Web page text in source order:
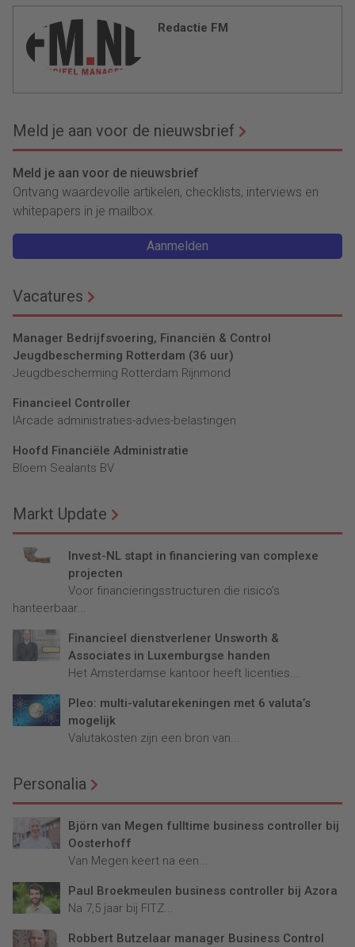
Redactie FM
Meld je aan voor de nieuwsbrief
Meld je aan voor de nieuwsbrief
Ontvang waardevolle artikelen, checklists, interviews en
whitepapers in je mailbox.
Aanmelden
Vacatures
Manager Bedrijfsvoering, Financiën & Control
Jeugdbescherming Rotterdam (36 uur)
Jeugdbescherming Rotterdam Rijnmond
Financieel Controller
lArcade administraties-advies-belastingen
Hoofd Financiële Administratie
Bloem Sealants BV
Markt Update
Invest-NL stapt in financiering van complexe
projecten
Voor financieringsstructuren die risico’s
hanteerbaar...
Financieel dienstverlener Unsworth &
Associates in Luxemburgse handen
Het Amsterdamse kantoor heeft licenties...
Pleo: multi-valutarekeningen met 6 valuta’s
mogelijk
Valutakosten zijn een bron van...
Personalia
Björn van Megen fulltime business controller bij
Oosterhoff
Van Megen keert na een...
Paul Broekmeulen business controller bij Azora
Na 7,5 jaar bij FITZ...
Robbert Butzelaar manager Business Control